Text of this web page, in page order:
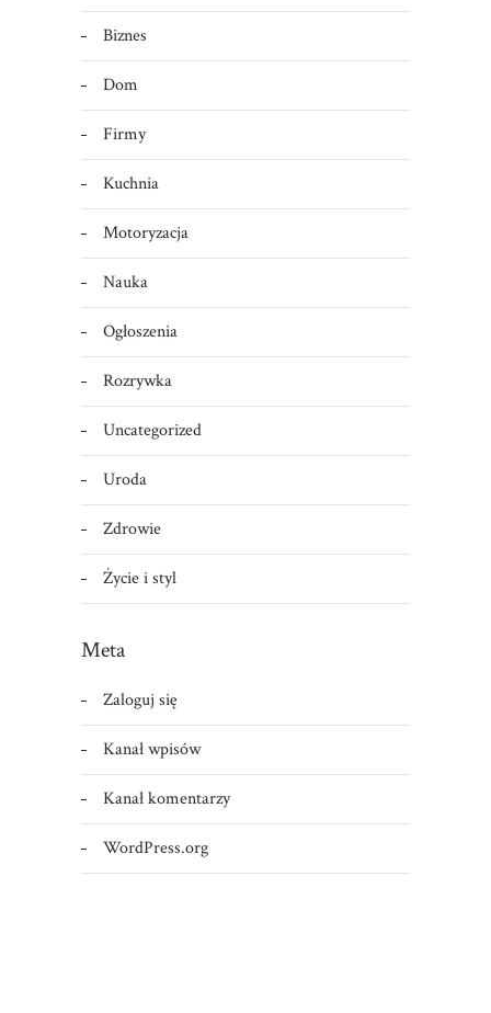
Biznes
Dom
Firmy
Kuchnia
Motoryzacja
Nauka
Ogłoszenia
Rozrywka
Uncategorized
Uroda
Zdrowie
Życie i styl
Meta
Zaloguj się
Kanał wpisów
Kanał komentarzy
WordPress.org